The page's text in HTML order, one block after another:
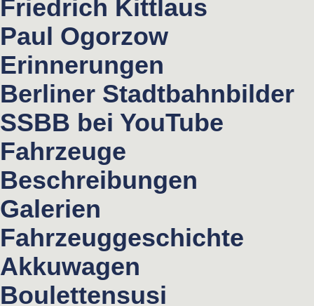
Friedrich Kittlaus
Paul Ogorzow
Erinnerungen
Berliner Stadtbahnbilder
SSBB bei YouTube
Fahrzeuge
Beschreibungen
Galerien
Fahrzeuggeschichte
Akkuwagen
Boulettensusi